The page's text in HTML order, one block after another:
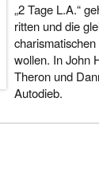
„2 Tage L.A.“
ritten und die
wollen. In John
Theron und
Autodieb.